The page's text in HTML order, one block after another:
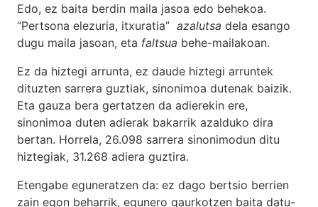
Edo, ez baita berdin maila jasoa edo behekoa.
“Pertsona elezuria, itxuratia” azalutsa dela esango
dugu maila jasoan, eta faltsua behe-mailakoan.
Ez da hiztegi arrunta, ez daude hiztegi arruntek
dituzten sarrera guztiak, sinonimoa dutenak baizik.
Eta gauza bera gertatzen da adierekin ere,
sinonimoa duten adierak bakarrik azalduko dira
bertan. Horrela, 26.098 sarrera sinonimodun ditu
hiztegiak, 31.268 adiera guztira.
Etengabe eguneratzen da: ez dago bertsio berrien
zain egon beharrik, egunero gaurkotzen baita datu-